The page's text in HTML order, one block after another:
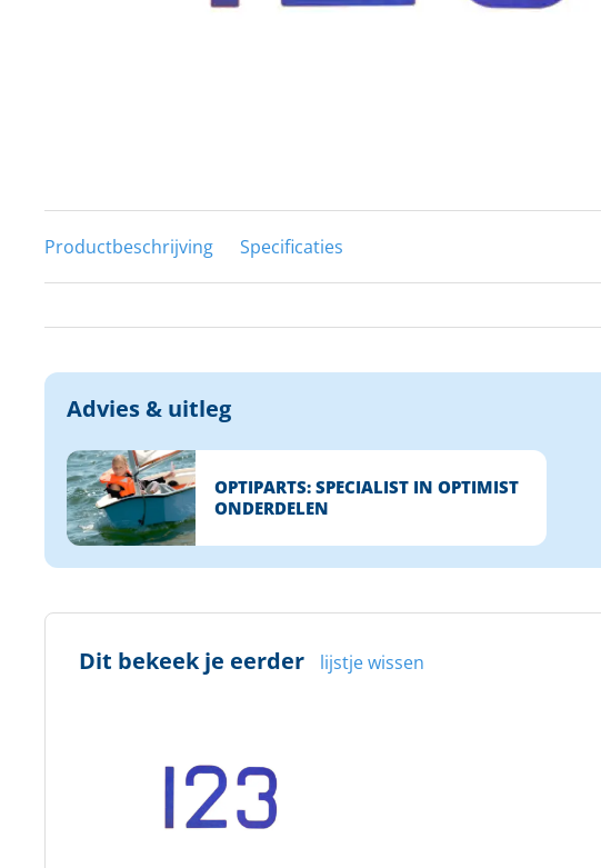
Productbeschrijving Specificaties
Advies & uitleg
OPTIPARTS: SPECIALIST IN OPTIMIST
ONDERDELEN
Dit bekeek je eerder lijstje wissen